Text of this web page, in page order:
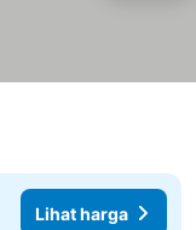
Lihat harga